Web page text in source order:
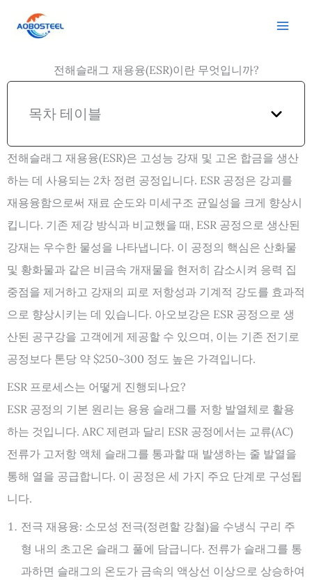
로
뛰
기
전해슬래그 재용융(ESR)이란 무엇입니까?
목차 테이블
전해슬래그 재용융(ESR)은 고성능 강재 및 고온 합금을 생산
하는 데 사용되는 2차 정련 공정입니다. ESR 공정은 강괴를
재용융함으로써 재료 순도와 미세구조 균일성을 크게 향상시
킵니다. 기존 제강 방식과 비교했을 때, ESR 공정으로 생산된
강재는 우수한 물성을 나타냅니다. 이 공정의 핵심은 산화물
및 황화물과 같은 비금속 개재물을 현저히 감소시켜 응력 집
중점을 제거하고 강재의 피로 저항성과 기계적 강도를 효과적
으로 향상시키는 데 있습니다. 아오보강은 ESR 공정으로 생
산된 공구강을 고객에게 제공할 수 있으며, 이는 기존 전기로
공정보다 톤당 약 $250~300 정도 높은 가격입니다.
ESR 프로세스는 어떻게 진행되나요?
ESR 공정의 기본 원리는 용융 슬래그를 저항 발열체로 활용
하는 것입니다. ARC 제련과 달리 ESR 공정에서는 교류(AC)
전류가 고저항 액체 슬래그를 통과할 때 발생하는 줄 발열을
통해 열을 공급합니다. 이 공정은 세 가지 주요 단계로 구성됩
니다.
전극 재용융: 소모성 전극(정련할 강철)을 수냉식 구리 주
형 내의 초고온 슬래그 풀에 담급니다. 전류가 슬래그를 통
과하면 슬래그의 온도가 금속의 액상선 이상으로 상승하여